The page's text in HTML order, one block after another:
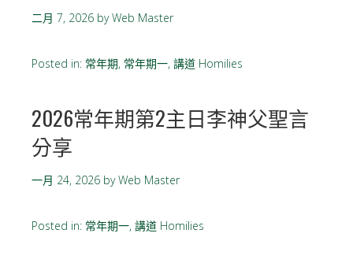
二月 7, 2026 byWeb Master
Posted in: 常年期, 常年期一, 講道 Homilies
2026常年期第2主日李神父聖言
分享
一月 24, 2026 byWeb Master
Posted in: 常年期一, 講道 Homilies